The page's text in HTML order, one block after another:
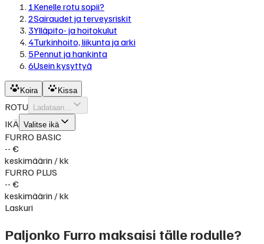
1Kenelle rotu sopii?
2Sairaudet ja terveysriskit
3Ylläpito- ja hoitokulut
4Turkinhoito, liikunta ja arki
5Pennut ja hankinta
6Usein kysyttyä
Koira Kissa
ROTU Ladataan...
IKÄ Valitse ikä
FURRO BASIC
-- €
keskimäärin / kk
FURRO PLUS
-- €
keskimäärin / kk
Laskuri
Paljonko Furro maksaisi tälle rodulle?